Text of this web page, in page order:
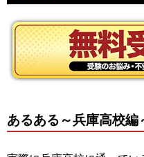
あるある～兵庫高校編